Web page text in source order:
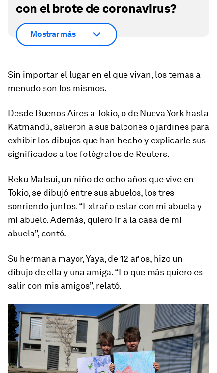
con el brote de coronavirus?
Mostrar más
Sin importar el lugar en el que vivan, los temas a
menudo son los mismos.
Desde Buenos Aires a Tokio, o de Nueva York hasta
Katmandú, salieron a sus balcones o jardines para
exhibir los dibujos que han hecho y explicarle sus
significados a los fotógrafos de Reuters.
Reku Matsui, un niño de ocho años que vive en
Tokio, se dibujó entre sus abuelos, los tres
sonriendo juntos. “Extraño estar con mi abuela y
mi abuelo. Además, quiero ir a la casa de mi
abuela”, contó.
Su hermana mayor, Yaya, de 12 años, hizo un
dibujo de ella y una amiga. “Lo que más quiero es
salir con mis amigos”, relató.